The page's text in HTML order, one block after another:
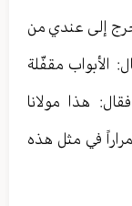
إلى عندي من
الأبواب مقفّلة
هذا مولانا
في مثل هذه